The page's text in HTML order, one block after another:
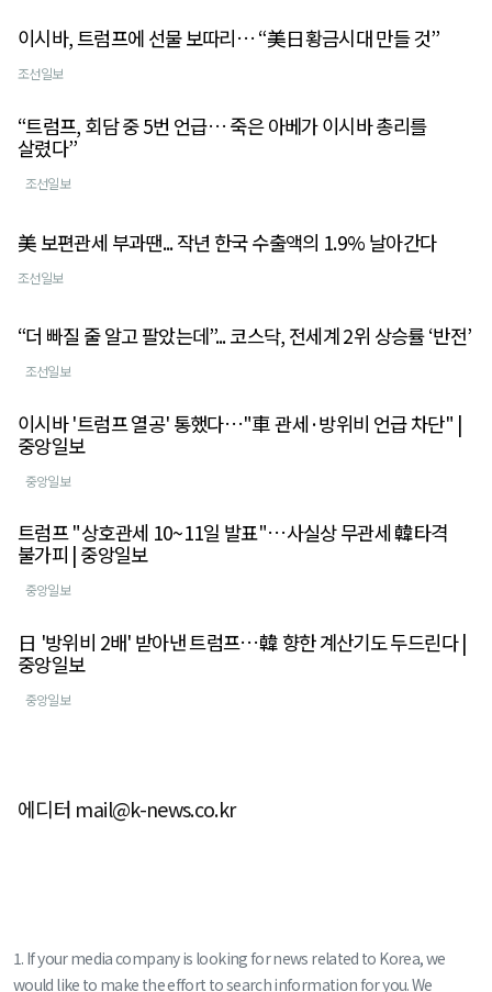
이시바, 트럼프에 선물 보따리… “美日황금시대 만들 것”
조선일보
“트럼프, 회담 중 5번 언급… 죽은 아베가 이시바 총리를
살렸다”
조선일보
美 보편관세 부과땐... 작년 한국 수출액의 1.9% 날아간다
조선일보
“더 빠질 줄 알고 팔았는데”... 코스닥, 전세계 2위 상승률 ‘반전’
조선일보
이시바 '트럼프 열공' 통했다…"車 관세·방위비 언급 차단" |
중앙일보
중앙일보
트럼프 "상호관세 10~11일 발표"…사실상 무관세 韓타격
불가피 | 중앙일보
중앙일보
日 '방위비 2배' 받아낸 트럼프…韓 향한 계산기도 두드린다 |
중앙일보
중앙일보
에디터 mail@k-news.co.kr
1. If your media company is looking for news related to Korea, we
would like to make the effort to search information for you. We